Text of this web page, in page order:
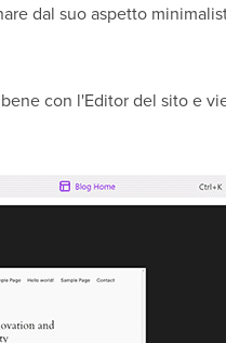
dal suo aspetto
con l'Editor del sito e